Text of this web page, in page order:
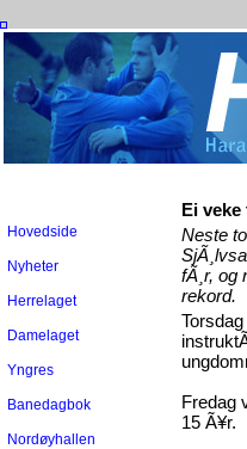
Hovedside
Nyheter
Herrelaget
Damelaget
Yngres
Banedagbok
Nordøyhallen
Ei veke
Neste
fÃ¸r, og
rekord.
Fredag
15 Ã¥r.